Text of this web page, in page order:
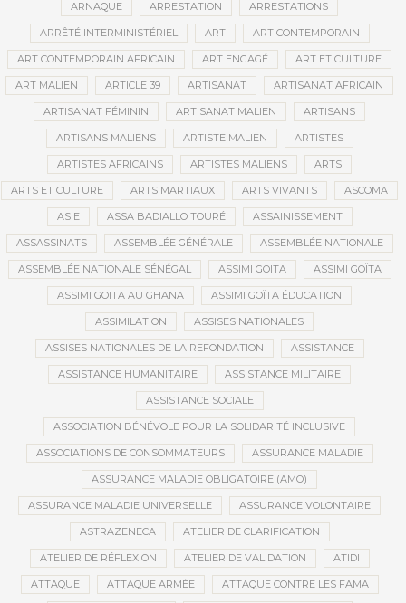
ARNAQUE ARRESTATION ARRESTATIONS
ARRÊTÉ INTERMINISTÉRIEL ART ART CONTEMPORAIN
ART CONTEMPORAIN AFRICAIN ART ENGAGÉ ART ET CULTURE
ART MALIEN ARTICLE 39 ARTISANAT ARTISANAT AFRICAIN
ARTISANAT FÉMININ ARTISANAT MALIEN ARTISANS
ARTISANS MALIENS ARTISTE MALIEN ARTISTES
ARTISTES AFRICAINS ARTISTES MALIENS ARTS
ARTS ET CULTURE ARTS MARTIAUX ARTS VIVANTS ASCOMA
ASIE ASSA BADIALLO TOURÉ ASSAINISSEMENT
ASSASSINATS ASSEMBLÉE GÉNÉRALE ASSEMBLÉE NATIONALE
ASSEMBLÉE NATIONALE SÉNÉGAL ASSIMI GOITA ASSIMI GOÏTA
ASSIMI GOITA AU GHANA ASSIMI GOÏTA ÉDUCATION
ASSIMILATION ASSISES NATIONALES
ASSISES NATIONALES DE LA REFONDATION ASSISTANCE
ASSISTANCE HUMANITAIRE ASSISTANCE MILITAIRE
ASSISTANCE SOCIALE
ASSOCIATION BÉNÉVOLE POUR LA SOLIDARITÉ INCLUSIVE
ASSOCIATIONS DE CONSOMMATEURS ASSURANCE MALADIE
ASSURANCE MALADIE OBLIGATOIRE (AMO)
ASSURANCE MALADIE UNIVERSELLE ASSURANCE VOLONTAIRE
ASTRAZENECA ATELIER DE CLARIFICATION
ATELIER DE RÉFLEXION ATELIER DE VALIDATION ATIDI
ATTAQUE ATTAQUE ARMÉE ATTAQUE CONTRE LES FAMA